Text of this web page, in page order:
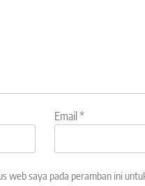
Email*
web saya pada peramban ini